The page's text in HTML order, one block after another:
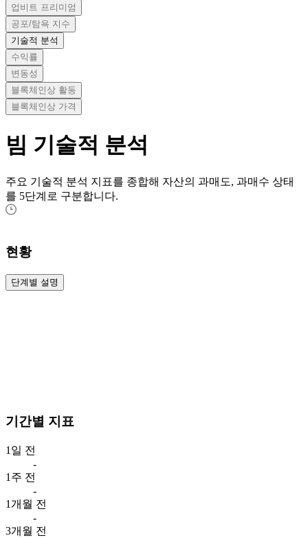
업비트 프리미엄
공포/탐욕 지수
기술적 분석
수익률
변동성
블록체인상 활동
블록체인상 가격
빔 기술적 분석
주요 기술적 분석 지표를 종합해 자산의 과매도, 과매수 상태
를 5단계로 구분합니다.
현황
단계별 설명
기간별 지표
1일 전
-
1주 전
-
1개월 전
-
3개월 전